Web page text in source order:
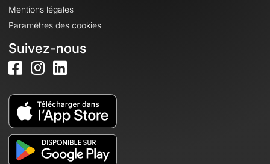
Mentions légales
Paramètres des cookies
Suivez-nous